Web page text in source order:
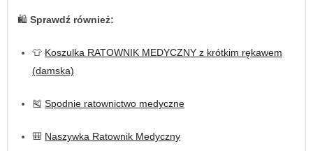
🛍️ Sprawdź również:
👕 Koszulka RATOWNIK MEDYCZNY z krótkim rękawem
(damska)
🎽 Spodnie ratownictwo medyczne
🎒 Naszywka Ratownik Medyczny